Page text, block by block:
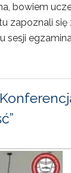
bowiem
zapoznali się